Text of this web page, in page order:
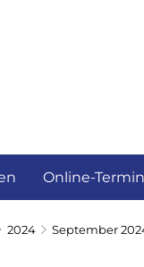
Online-
2024 September